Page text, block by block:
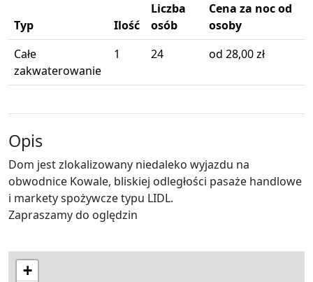
Typ Ilość
Liczba
osób
Cena za noc od
osoby
Całe
zakwaterowanie
1 24 od 28,00 zł
Opis
Dom jest zlokalizowany niedaleko wyjazdu na
obwodnice Kowale, bliskiej odległości pasaże handlowe
i markety spożywcze typu LIDL.
Zapraszamy do oględzin
+